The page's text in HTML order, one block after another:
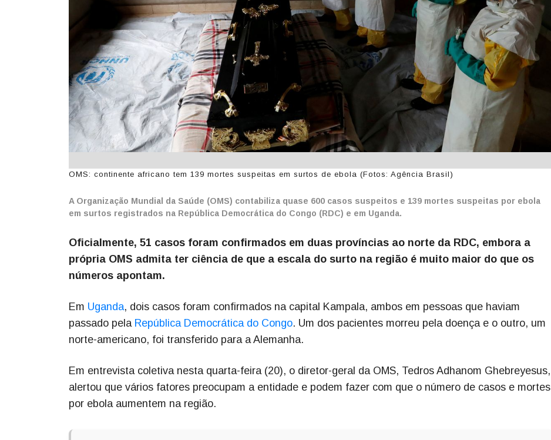
OMS: continente africano tem 139 mortes suspeitas em surtos de ebola (Fotos: Agência Brasil)
A Organização Mundial da Saúde (OMS) contabiliza quase 600 casos suspeitos e 139 mortes suspeitas por ebola
em surtos registrados na República Democrática do Congo (RDC) e em Uganda.
Oficialmente, 51 casos foram confirmados em duas províncias ao norte da RDC, embora a
própria OMS admita ter ciência de que a escala do surto na região é muito maior do que os
números apontam.
Em Uganda, dois casos foram confirmados na capital Kampala, ambos em pessoas que haviam
passado pela República Democrática do Congo. Um dos pacientes morreu pela doença e o outro, um
norte-americano, foi transferido para a Alemanha.
Em entrevista coletiva nesta quarta-feira (20), o diretor-geral da OMS, Tedros Adhanom Ghebreyesus,
alertou que vários fatores preocupam a entidade e podem fazer com que o número de casos e mortes
por ebola aumentem na região.